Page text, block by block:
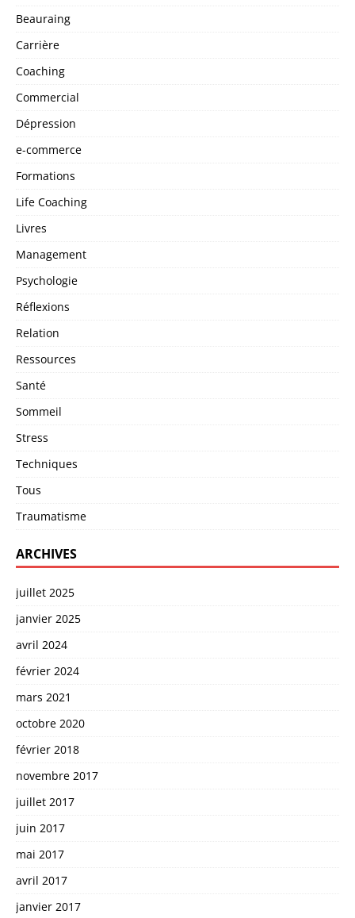
Beauraing
Carrière
Coaching
Commercial
Dépression
e-commerce
Formations
Life Coaching
Livres
Management
Psychologie
Réflexions
Relation
Ressources
Santé
Sommeil
Stress
Techniques
Tous
Traumatisme
ARCHIVES
juillet 2025
janvier 2025
avril 2024
février 2024
mars 2021
octobre 2020
février 2018
novembre 2017
juillet 2017
juin 2017
mai 2017
avril 2017
janvier 2017